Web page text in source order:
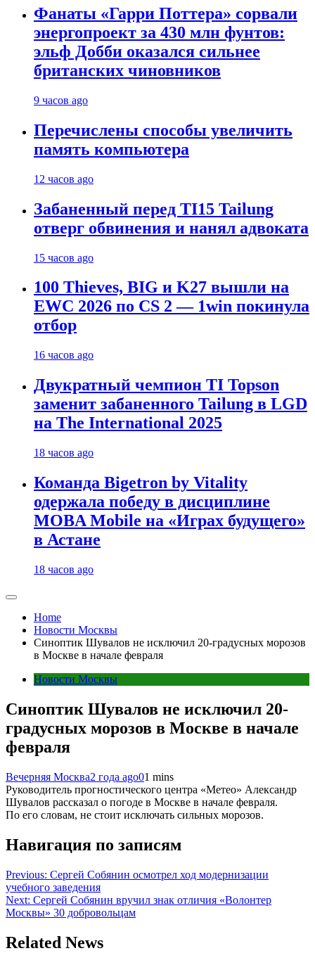
Фанаты «Гарри Поттера» сорвали
энергопроект за 430 млн фунтов:
эльф Добби оказался сильнее
британских чиновников
9 часов ago
Перечислены способы увеличить
память компьютера
12 часов ago
Забаненный перед TI15 Tailung
отверг обвинения и нанял адвоката
15 часов ago
100 Thieves, BIG и K27 вышли на
EWC 2026 по CS 2 — 1win покинула
отбор
16 часов ago
Двукратный чемпион TI Topson
заменит забаненного Tailung в LGD
на The International 2025
18 часов ago
Команда Bigetron by Vitality
одержала победу в дисциплине
MOBA Mobile на «Играх будущего»
в Астане
18 часов ago
Home
Новости Москвы
Синоптик Шувалов не исключил 20-градусных морозов
в Москве в начале февраля
Новости Москвы
Синоптик Шувалов не исключил 20-
градусных морозов в Москве в начале
февраля
Вечерняя Москва2 года ago01 mins
Руководитель прогностического центра «Метео» Александр
Шувалов рассказал о погоде в Москве в начале февраля.
По его словам, не стоит исключать сильных морозов.
Навигация по записям
Previous: Сергей Собянин осмотрел ход модернизации
учебного заведения
Next: Сергей Собянин вручил знак отличия «Волонтер
Москвы» 30 добровольцам
Related News